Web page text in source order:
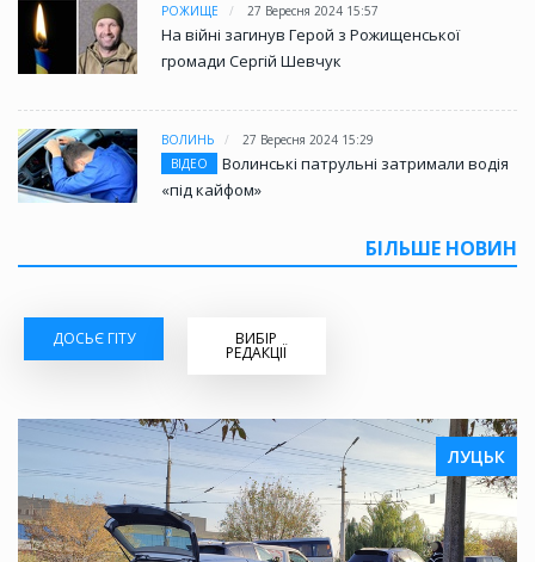
РОЖИЩЕ 27 Вересня 2024 15:57
На війні загинув Герой з Рожищенської
громади Сергій Шевчук
ВОЛИНЬ
27 Вересня 2024 15:29
ВІДЕО
Волинські патрульні затримали водія
«під кайфом»
БІЛЬШЕ НОВИН
ДОСЬЄ ГІТУ ВИБІР
РЕДАКЦІЇ
ЛУЦЬК